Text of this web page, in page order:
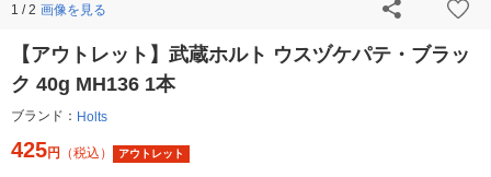
1 / 2 画像を見る
【アウトレット】武蔵ホルト ウスヅケパテ・ブラッ
ク 40g MH136 1本
ブランド： Holts
425円 （税込） アウトレット